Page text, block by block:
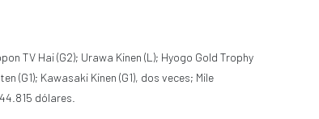
TV Hai (G2); Urawa Kinen (L); Hyogo Gold Trophy
(G1); Kawasaki Kinen (G1), dos veces; Mile
dólares.